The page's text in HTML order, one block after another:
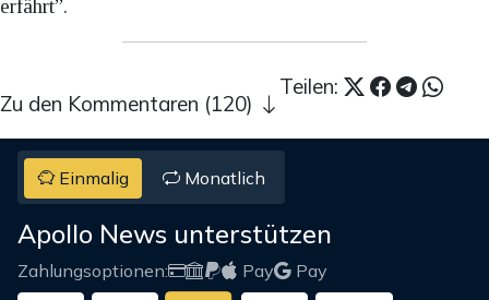
erfährt”.
Teilen:
Zu den Kommentaren (120)
Einmalig Monatlich
Apollo News unterstützen
Zahlungsoptionen: Pay
Pay